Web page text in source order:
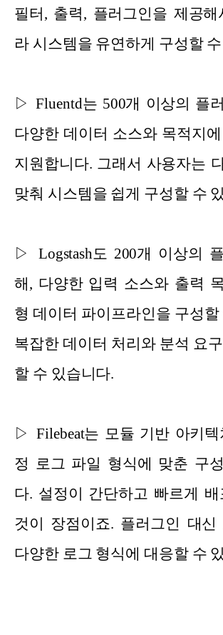
필터, 출력, 플러그인을 제공
라 시스템을 유연하게 구성할
▷ Fluentd는 500개 이상의 플
다양한 데이터 소스와 목적지
지원합니다. 그래서 사용자는
맞춰 시스템을 쉽게 구성할 수
▷ Logstash도 200개 이상의
해, 다양한 입력 소스와 출력
형 데이터 파이프라인을 구성
복잡한 데이터 처리와 분석 요
할 수 있습니다.
▷ Filebeat는 모듈 기반 아키
정 로그 파일 형식에 맞춘 구
다. 설정이 간단하고 빠르게
것이 장점이죠. 플러그인 대신
다양한 로그 형식에 대응할 수